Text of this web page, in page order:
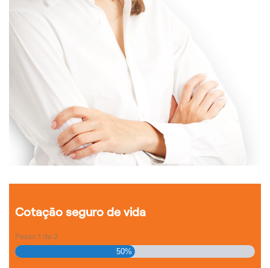
Cotação seguro de vida
Passo 1 de 2
50%